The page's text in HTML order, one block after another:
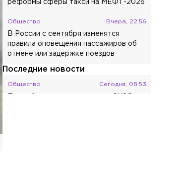
реформы сферы такси на МЕФТ-2026
Общество Вчера, 22:56
В России с сентября изменятся
правила оповещения пассажиров об
отмене или задержке поездов
Последние новости
Общество Сегодня, 08:53